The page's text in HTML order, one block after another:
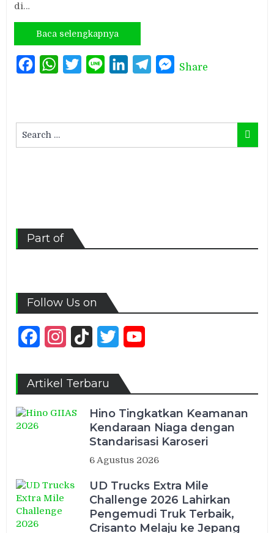
di…
Baca selengkapnya
FacebookWhatsAppTwitterLine LinkedInTelegramMessenger
Share
for:
Search
Part of
Follow Us on
FacebookInstagram
TikTok Twitter
Artikel Terbaru
Hino Tingkatkan Keamanan
Kendaraan Niaga dengan
Standarisasi Karoseri
6 Agustus 2026
UD Trucks Extra Mile
Challenge 2026 Lahirkan
Pengemudi Truk Terbaik,
Crisanto Melaju ke Jepang